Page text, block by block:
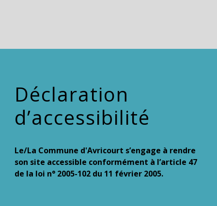
Déclaration
d’accessibilité
Le/La Commune d'Avricourt s’engage à rendre
son site accessible conformément à l’article 47
de la loi n° 2005-102 du 11 février 2005.